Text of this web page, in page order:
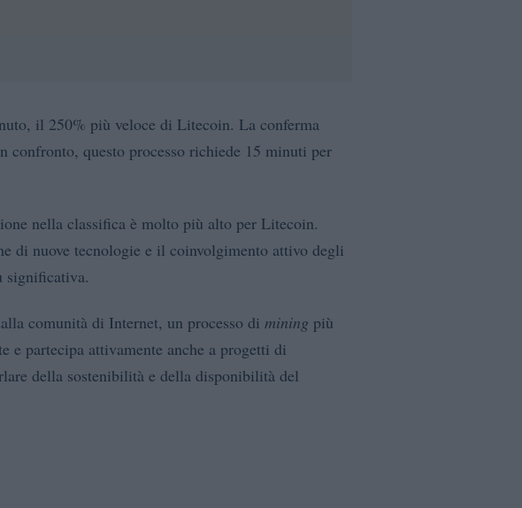
il 250% più veloce di Litecoin. La conferma
questo processo richiede 15 minuti per
nella classifica è molto più alto per Litecoin.
di nuove tecnologie e il coinvolgimento attivo degli
significativa.
comunità di Internet, un processo di mining più
e partecipa attivamente anche a progetti di
della sostenibilità e della disponibilità del